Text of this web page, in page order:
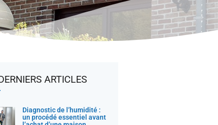
ARTICLES
Diagnostic de l’humidité :
un procédé essentiel avant